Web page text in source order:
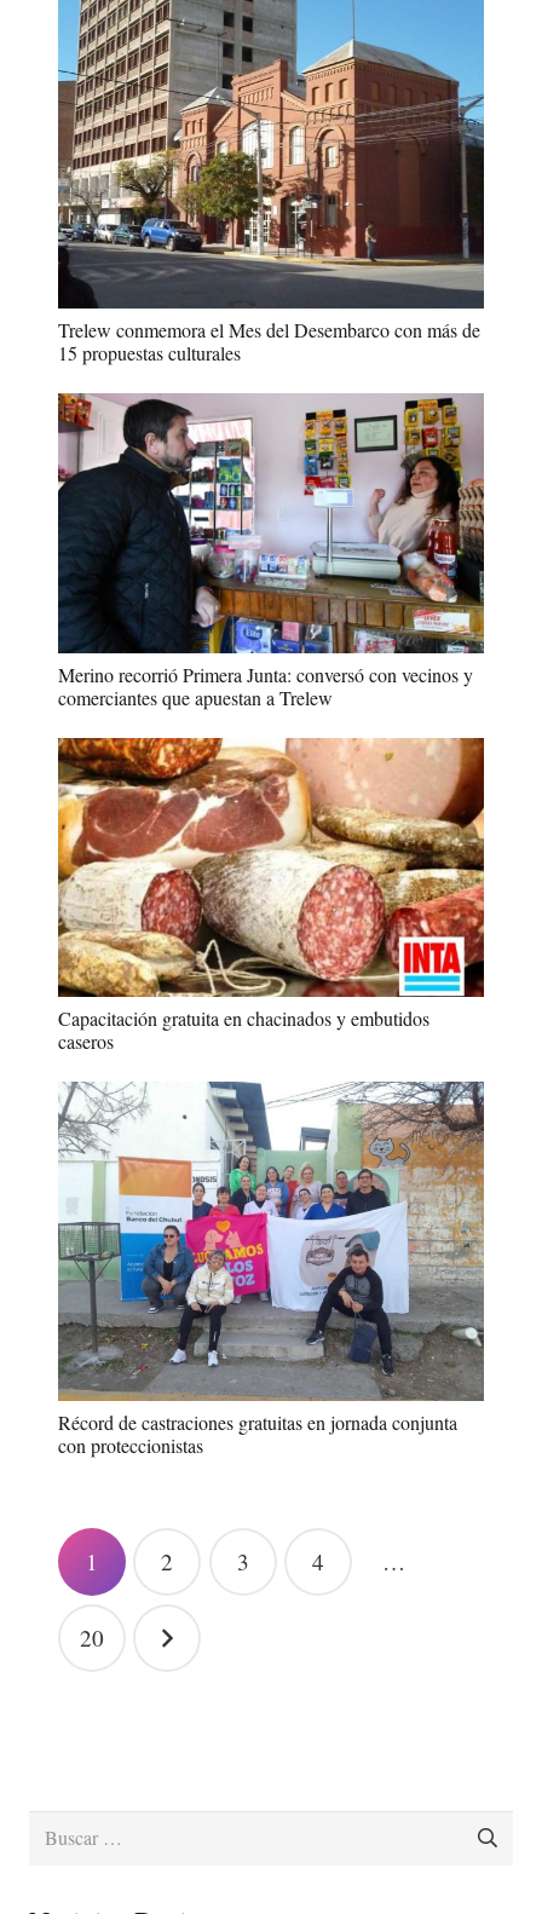
Trelew conmemora el Mes del Desembarco con más de
15 propuestas culturales
Merino recorrió Primera Junta: conversó con vecinos y
comerciantes que apuestan a Trelew
Capacitación gratuita en chacinados y embutidos
caseros
Récord de castraciones gratuitas en jornada conjunta
con proteccionistas
Paginación
de
entradas
1 2 3 4 …
20
Buscar: